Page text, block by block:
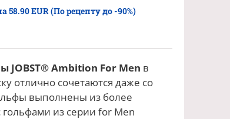
58.90 EUR (По рецепту до -90%)
JOBST®Ambition For Men в
отлично сочетаются даже со
выполнены из более
из серии for Men